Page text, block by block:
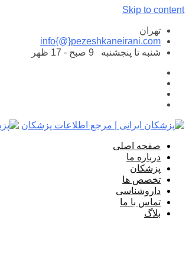
Skip to content
تهران
info{@}pezeshkaneirani.com
شنبه تا پنجشنبه
صفحه اصلی
درباره ما
پزشکان
تخصص ها
داروشناسی
تماس با ما
بلاگ